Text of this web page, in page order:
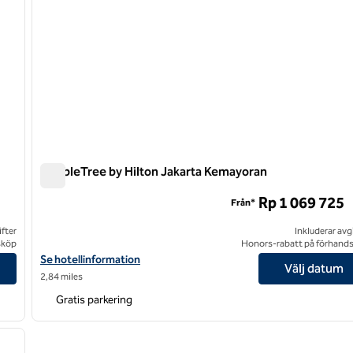
DoubleTree by Hilton Jakarta Kemayoran
Visa hotelluppgifter för DoubleTree by Hilton Jakarta Kemayoran
Se hotellinformation
2,84 miles
Från* Rp 1 069 725
Inkluderar
Honors-rabatt på
Välj datum
Gratis parkering
nästa bild